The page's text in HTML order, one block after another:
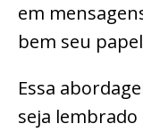
em
bem seu
Essa
seja lembrado